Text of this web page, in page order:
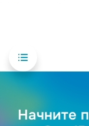
Начните